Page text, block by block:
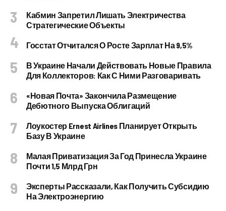
Кабмин Запретил Лишать Электричества
Стратегические Объекты
Госстат Отчитался О Росте Зарплат На 9,5%
В Украине Начали Действовать Новые Правила
Для Коллекторов: Как С Ними Разговаривать
«Новая Почта» Закончила Размещение
Дебютного Выпуска Облигаций
Лоукостер Ernest Airlines Планирует Открыть
Базу В Украине
Малая Приватизация За Год Принесла Украине
Почти 1,5 Млрд Грн
Эксперты Рассказали, Как Получить Субсидию
На Электроэнергию